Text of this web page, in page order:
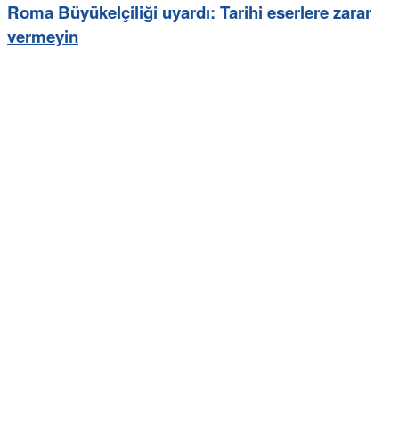
Roma Büyükelçiliği uyardı: Tarihi eserlere zarar
vermeyin